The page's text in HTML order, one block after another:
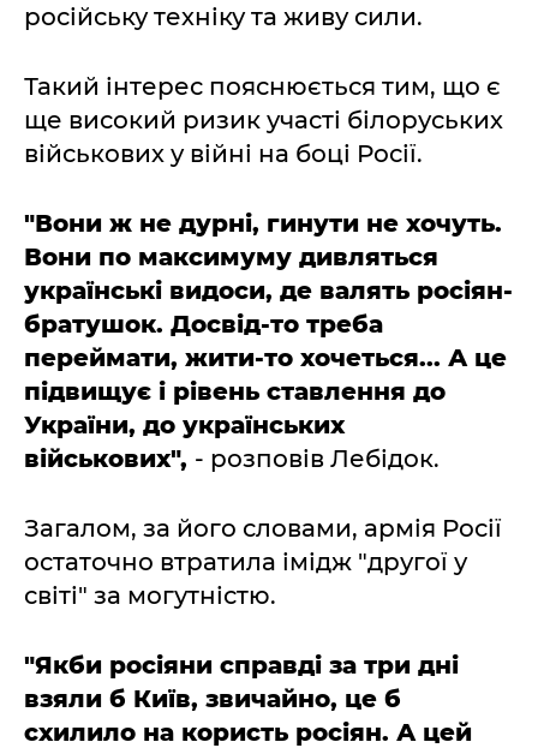
російську техніку та живу сили.
Такий інтерес пояснюється тим, що є
ще високий ризик участі білоруських
військових у війні на боці Росії.
"Вони ж не дурні, гинути не хочуть.
Вони по максимуму дивляться
українські видоси, де валять росіян-
братушок. Досвід-то треба
переймати, жити-то хочеться... А це
підвищує і рівень ставлення до
України, до українських
військових", - розповів Лебідок.
Загалом, за його словами, армія Росії
остаточно втратила імідж "другої у
світі" за могутністю.
"Якби росіяни справді за три дні
взяли б Київ, звичайно, це б
схилило на користь росіян. А цей